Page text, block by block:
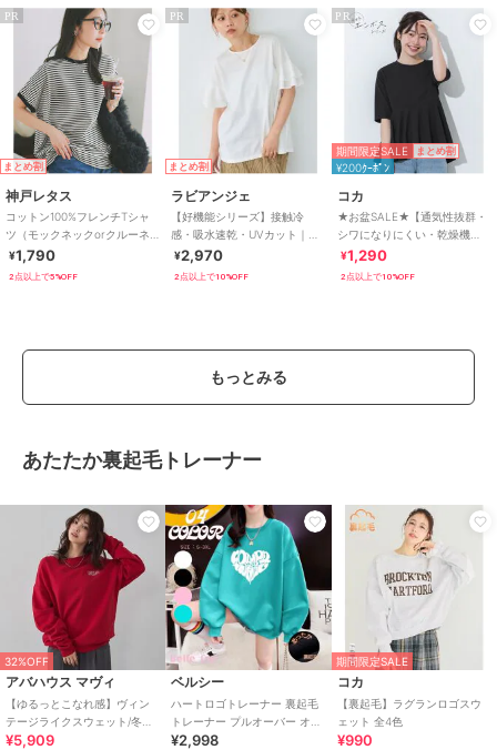
PR
まとめ割
神戸レタス
コットン100%フレンチTシャ
ツ（モックネックorクルーネ
ック） [C4819]
¥1,790
2点以上で5%OFF
PR
まとめ割
ラビアンジェ
【好機能シリーズ】接触冷
感・吸水速乾・UVカット｜フ
レアスリーブタックプルオー
バー｜華奢見え
¥2,970
2点以上で10%OFF
PR
期間限定SALE まとめ割
¥200ｸｰﾎﾟﾝ
コカ
★お盆SALE★【通気性抜群・
シワになりにくい・乾燥機
OK】ライトエンボスペプラム
トップス
¥1,290
2点以上で10%OFF
もっとみる
あたたか裏起毛トレーナー
32%OFF
アバハウス マヴィ
【ゆるっとこなれ感】ヴィン
テージライクスウェット/冬服/
長袖/刺繍/裏起毛
¥5,909
ベルシー
ハートロゴトレーナー 裏起毛
トレーナー プルオーバー オー
バーサイズ 大きいサイズ レデ
¥2,998
期間限定SALE
コカ
【裏起毛】ラグランロゴスウ
ェット 全4色
¥990